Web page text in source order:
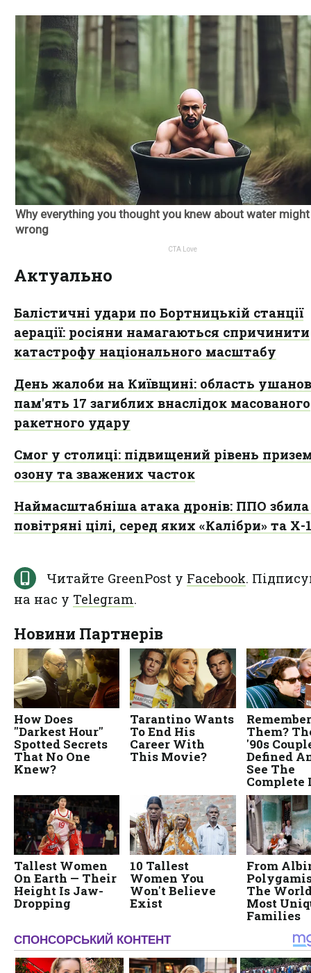
Актуально
Балістичні удари по Бортницькій станції
аерації: росіяни намагаються спричинити
катастрофу національного масштабу
День жалоби на Київщині: область
пам'ять 17 загиблих внаслідок масованого
ракетного удару
Смог у столиці: підвищений рівень
озону та зважених часток
Наймасштабніша атака дронів: ППО збила
повітряні цілі, серед яких «Калібри» та Х-
Читайте GreenPost у Facebook.
на нас у Telegram.